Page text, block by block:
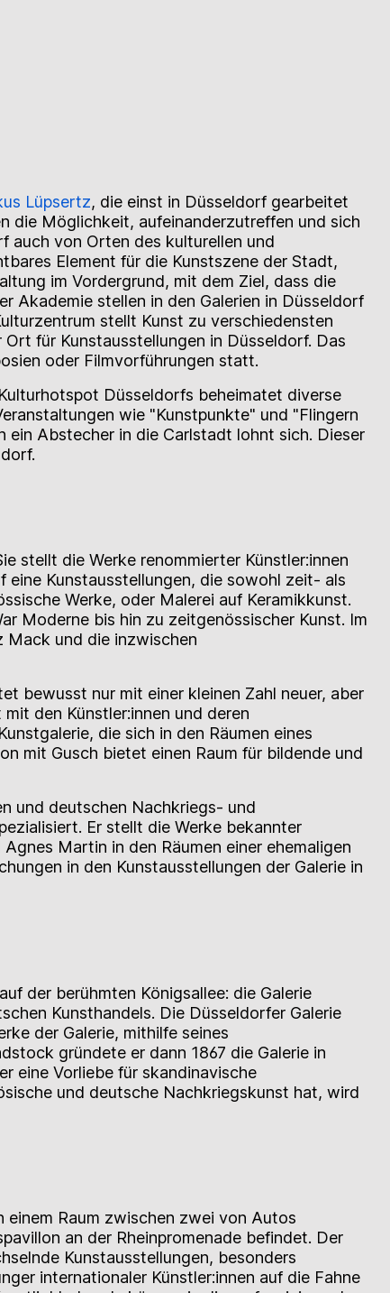
Lüpsertz, die einst in Düsseldorf gearbeitet
die Möglichkeit, aufeinanderzutreffen und sich
auch von Orten des kulturellen und
Element für die Kunstszene der Stadt,
im Vordergrund, mit dem Ziel, dass die
Akademie stellen in den Galerien in Düsseldorf
stellt Kunst zu verschiedensten
für Kunstausstellungen in Düsseldorf. Das
oder Filmvorführungen statt.
Düsseldorfs beheimatet diverse
wie "Kunstpunkte" und "Flingern
Abstecher in die Carlstadt lohnt sich. Dieser
stellt die Werke renommierter Künstler:innen
eine Kunstausstellungen, die sowohl zeit- als
Werke, oder Malerei auf Keramikkunst.
Moderne bis hin zu zeitgenössischer Kunst. Im
Mack und die inzwischen
bewusst nur mit einer kleinen Zahl neuer, aber
den Künstler:innen und deren
die sich in den Räumen eines
mit Gusch bietet einen Raum für bildende und
und deutschen Nachkriegs- und
Er stellt die Werke bekannter
Martin in den Räumen einer ehemaligen
in den Kunstausstellungen der Galerie in
der berühmten Königsallee: die Galerie
Kunsthandels. Die Düsseldorfer Galerie
der Galerie, mithilfe seines
gründete er dann 1867 die Galerie in
eine Vorliebe für skandinavische
und deutsche Nachkriegskunst hat, wird
einem Raum zwischen zwei von Autos
an der Rheinpromenade befindet. Der
Kunstausstellungen, besonders
internationaler Künstler:innen auf die Fahne